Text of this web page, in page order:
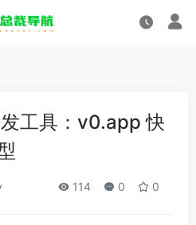
工具：v0.app 快
114 0 0